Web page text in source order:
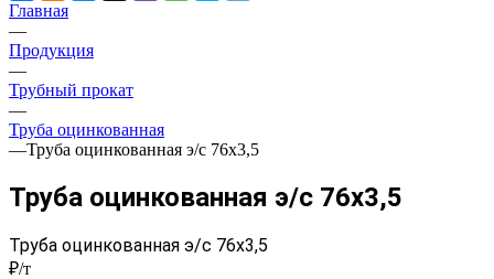
Главная
—
Продукция
—
Трубный прокат
—
Труба оцинкованная
—Труба оцинкованная э/с 76x3,5
Труба оцинкованная э/с 76x3,5
Труба оцинкованная э/с 76x3,5
₽/т